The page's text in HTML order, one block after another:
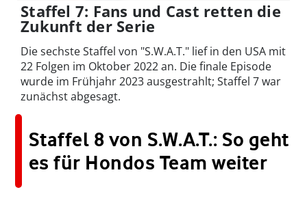
Staffel 7: Fans und Cast retten die
Zukunft der Serie
Die sechste Staffel von "S.W.A.T." lief in den USA mit
22 Folgen im Oktober 2022 an. Die finale Episode
wurde im Frühjahr 2023 ausgestrahlt; Staffel 7 war
zunächst abgesagt.
Staffel 8 von S.W.A.T.: So geht
es für Hondos Team weiter